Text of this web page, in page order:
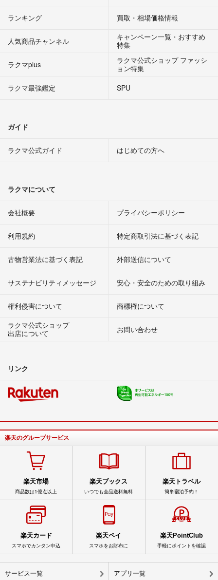
ランキング 買取・相場価格情報
人気商品チャンネル
キャンペーン一覧・おすすめ
特集
ラクマplus
ラクマ公式ショップ ファッシ
ョン特集
ラクマ最強鑑定
SPU
ガイド
ラクマ公式ガイド はじめての方へ
ラクマについて
会社概要 プライバシーポリシー
利用規約 特定商取引法に基づく表記
古物営業法に基づく表記 外部送信について
サステナビリティメッセージ 安心・安全のための取り組み
権利侵害について
商標権について
ラクマ公式ショップ
出店について
お問い合わせ
リンク
楽天のグループサービス
楽天市場
商品数は1億点以上
楽天ブックス
いつでも全品送料無料
楽天トラベル
簡単宿泊予約！
楽天カード
スマホでカンタン申込
楽天ペイ
スマホをお財布に
楽天PointClub
手軽にポイントを確認
サービス一覧 アプリ一覧